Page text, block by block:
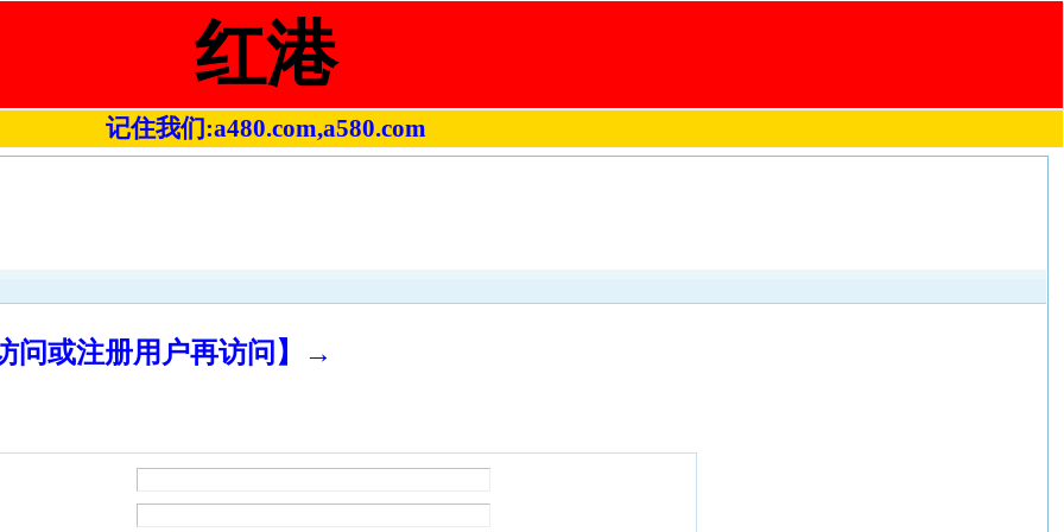
红港
记住我们:a480.com,a580.com
问或注册用户再访问】→